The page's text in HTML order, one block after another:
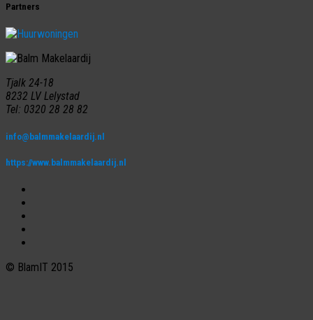
Partners
Tjalk 24-18
8232 LV Lelystad
Tel: 0320 28 28 82
info@balmmakelaardij.nl
https://www.balmmakelaardij.nl
© BlamIT 2015